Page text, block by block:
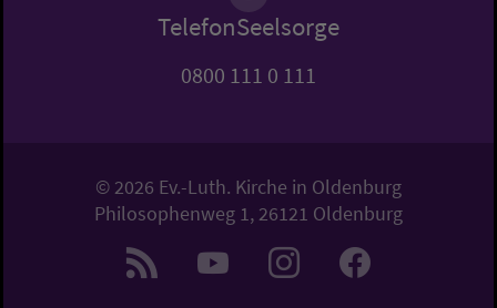
TelefonSeelsorge
0800 111 0 111
© 2026 Ev.-Luth. Kirche in Oldenburg
Philosophenweg 1, 26121 Oldenburg